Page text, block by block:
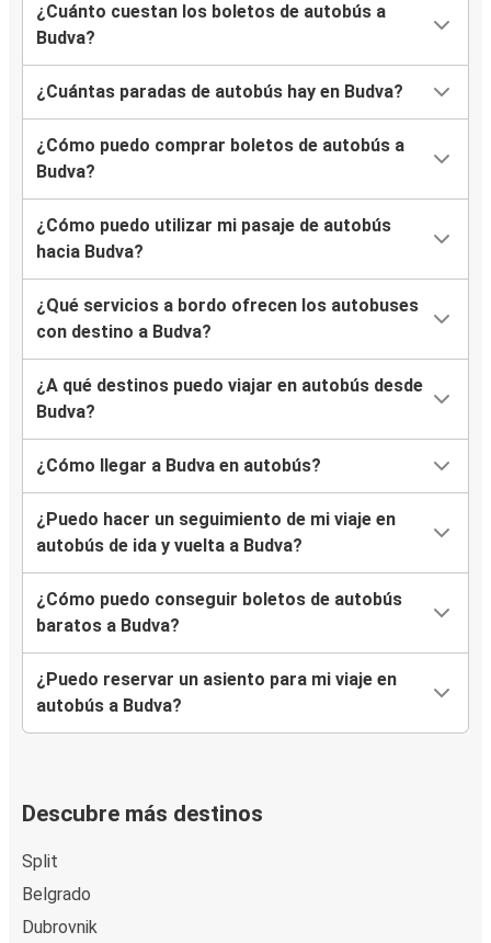
¿Cuánto cuestan los boletos de autobús a
Budva?
¿Cuántas paradas de autobús hay en Budva?
¿Cómo puedo comprar boletos de autobús a
Budva?
¿Cómo puedo utilizar mi pasaje de autobús
hacia Budva?
¿Qué servicios a bordo ofrecen los autobuses
con destino a Budva?
¿A qué destinos puedo viajar en autobús desde
Budva?
¿Cómo llegar a Budva en autobús?
¿Puedo hacer un seguimiento de mi viaje en
autobús de ida y vuelta a Budva?
¿Cómo puedo conseguir boletos de autobús
baratos a Budva?
¿Puedo reservar un asiento para mi viaje en
autobús a Budva?
Descubre más destinos
Split
Belgrado
Dubrovnik